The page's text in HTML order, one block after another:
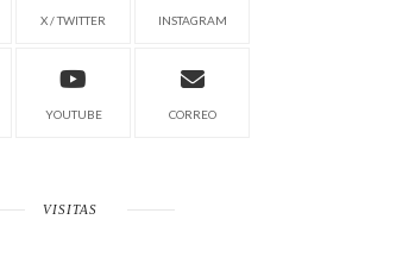
X / TWITTER INSTAGRAM
YOUTUBE CORREO
VISITAS